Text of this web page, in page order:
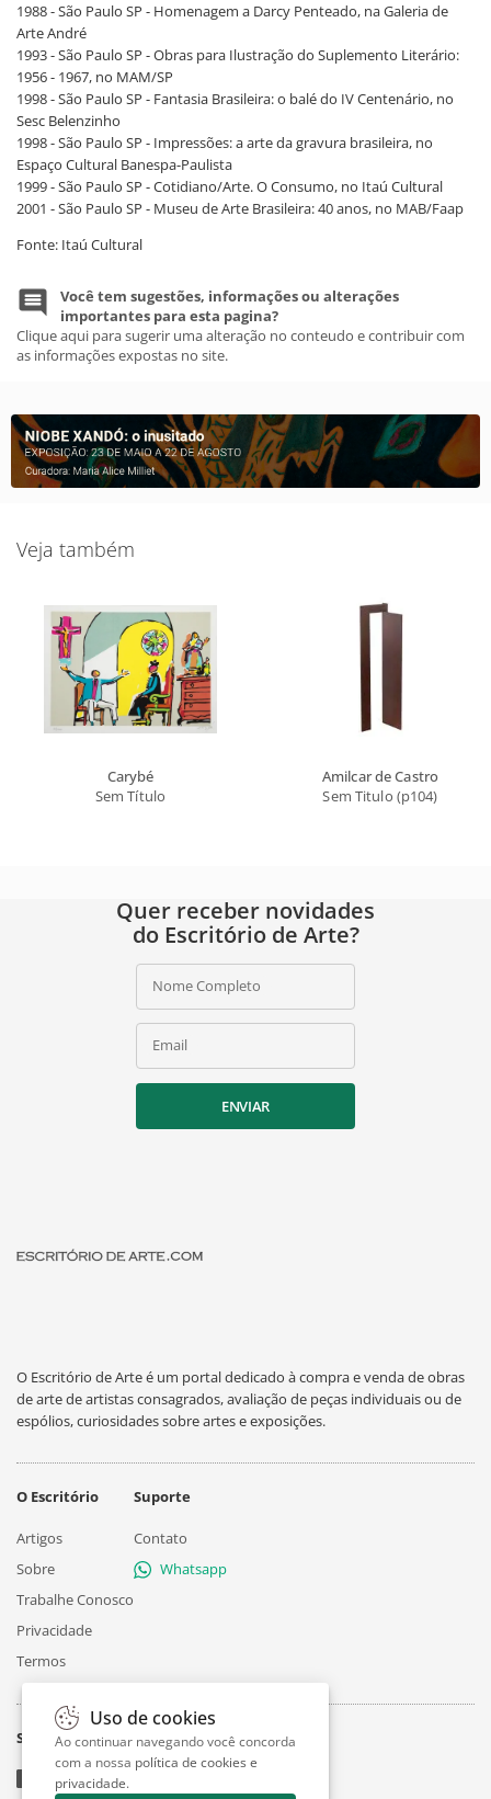
1988 - São Paulo SP - Homenagem a Darcy Penteado, na Galeria de
Arte André
1993 - São Paulo SP - Obras para Ilustração do Suplemento Literário:
1956 - 1967, no MAM/SP
1998 - São Paulo SP - Fantasia Brasileira: o balé do IV Centenário, no
Sesc Belenzinho
1998 - São Paulo SP - Impressões: a arte da gravura brasileira, no
Espaço Cultural Banespa-Paulista
1999 - São Paulo SP - Cotidiano/Arte. O Consumo, no Itaú Cultural
2001 - São Paulo SP - Museu de Arte Brasileira: 40 anos, no MAB/Faap
Fonte: Itaú Cultural
Você tem sugestões, informações ou alterações
importantes para esta pagina?
Clique aqui para sugerir uma alteração no conteudo e contribuir com
as informações expostas no site.
Veja também
Carybé
Sem Título
Amilcar de Castro
Sem Titulo (p104)
Quer receber novidades
do Escritório de Arte?
Nome Completo
Email
ENVIAR
O Escritório de Arte é um portal dedicado à compra e venda de obras
de arte de artistas consagrados, avaliação de peças individuais ou de
espólios, curiosidades sobre artes e exposições.
O Escritório
Artigos
Sobre
Trabalhe Conosco
Privacidade
Termos
Suporte
Contato
Whatsapp
Siga
Uso de cookies
Ao continuar navegando você concorda
com a nossa política de cookies e
privacidade.